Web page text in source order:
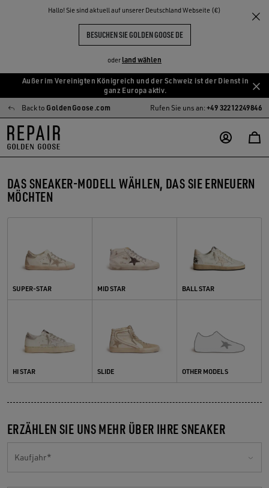
Hallo! Sie sind aktuell auf unserer Deutschland Webseite (€)
BESUCHEN SIE GOLDEN GOOSE DE
oder land wählen
Hauptinhalt
springen
Footer-
Inhalt
springen
Außer im Vereinigten Königreich und der Schweiz ist der Dienst in
ganz Europa aktiv.
Back to GoldenGoose.com Rufen Sie uns an: +49 32212249846
DAS SNEAKER-MODELL WÄHLEN, DAS SIE ERNEUERN
MÖCHTEN
SUPER-STAR MID STAR BALL STAR
HI STAR SLIDE OTHER MODELS
ERZÄHLEN SIE UNS MEHR ÜBER IHRE SNEAKER
Kaufjahr